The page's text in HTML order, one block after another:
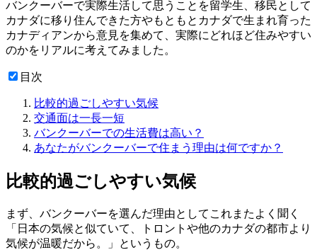
バンクーバーで実際生活して思うことを留学生、移民として
カナダに移り住んできた方やもともとカナダで生まれ育った
カナディアンから意見を集めて、実際にどれほど住みやすい
のかをリアルに考えてみました。
目次
比較的過ごしやすい気候
交通面は一長一短
バンクーバーでの生活費は高い？
あなたがバンクーバーで住まう理由は何ですか？
比較的過ごしやすい気候
まず、バンクーバーを選んだ理由としてこれまたよく聞く
「日本の気候と似ていて、トロントや他のカナダの都市より
気候が温暖だから。」というもの。